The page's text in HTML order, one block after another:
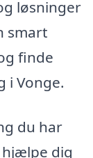
løsninger
smart
finde
i Vonge.
du har
dig